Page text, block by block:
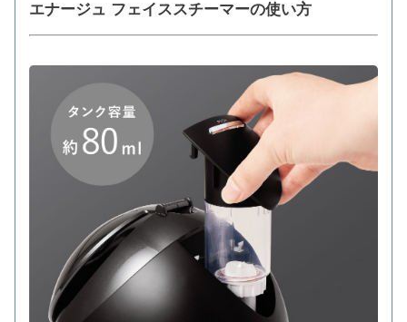
エナージュ フェイススチーマーの使い方